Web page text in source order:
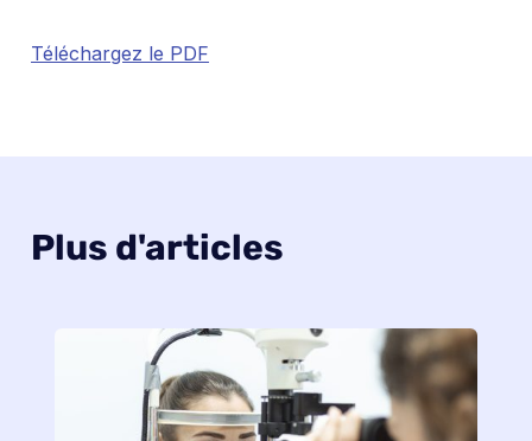
Téléchargez le PDF
Plus d'articles